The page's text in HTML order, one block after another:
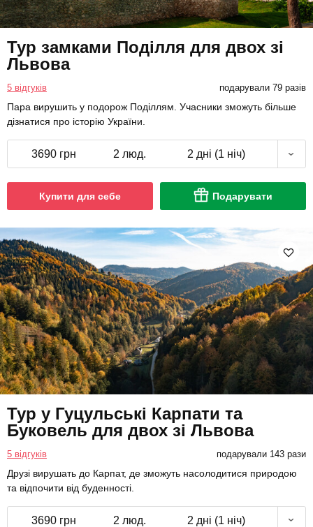
Тур замками Поділля для двох зі
Львова
5 відгуків подарували 79 разів
Пара вирушить у подорож Поділлям. Учасники зможуть більше
дізнатися про історію України.
3690 грн 2 люд. 2 дні (1 ніч)
Купити для себе Подарувати
Тур у Гуцульські Карпати та
Буковель для двох зі Львова
5 відгуків подарували 143 рази
Друзі вирушать до Карпат, де зможуть насолодитися природою
та відпочити від буденності.
3690 грн 2 люд. 2 дні (1 ніч)